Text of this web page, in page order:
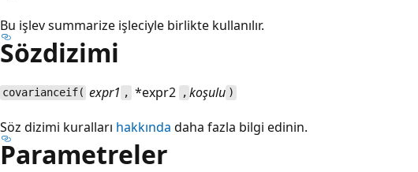
Bu işlev summarize işleciyle birlikte kullanılır.
Sözdizimi
covarianceif( expr1 , *expr2 , koşulu )
Söz dizimi kuralları hakkında daha fazla bilgi edinin.
Parametreler